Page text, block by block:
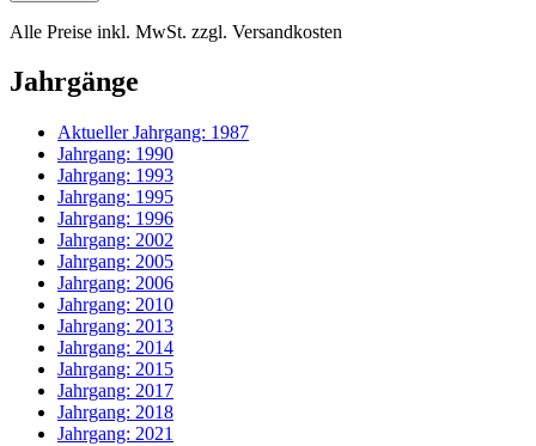
Alle Preise inkl. MwSt. zzgl. Versandkosten
Jahrgänge
Aktueller Jahrgang: 1987
Jahrgang: 1990
Jahrgang: 1993
Jahrgang: 1995
Jahrgang: 1996
Jahrgang: 2002
Jahrgang: 2005
Jahrgang: 2006
Jahrgang: 2010
Jahrgang: 2013
Jahrgang: 2014
Jahrgang: 2015
Jahrgang: 2017
Jahrgang: 2018
Jahrgang: 2021